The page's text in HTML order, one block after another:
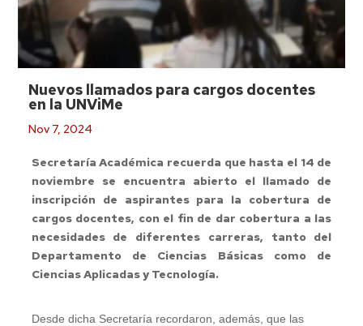
Nuevos llamados para cargos docentes
en la UNViMe
Nov 7, 2024
Secretaría Académica recuerda que hasta el 14 de
noviembre se encuentra abierto el llamado de
inscripción de aspirantes para la cobertura de
cargos docentes, con el fin de dar cobertura a las
necesidades de diferentes carreras, tanto del
Departamento de Ciencias Básicas como de
Ciencias Aplicadas y Tecnología.
Desde dicha Secretaría recordaron, además, que las